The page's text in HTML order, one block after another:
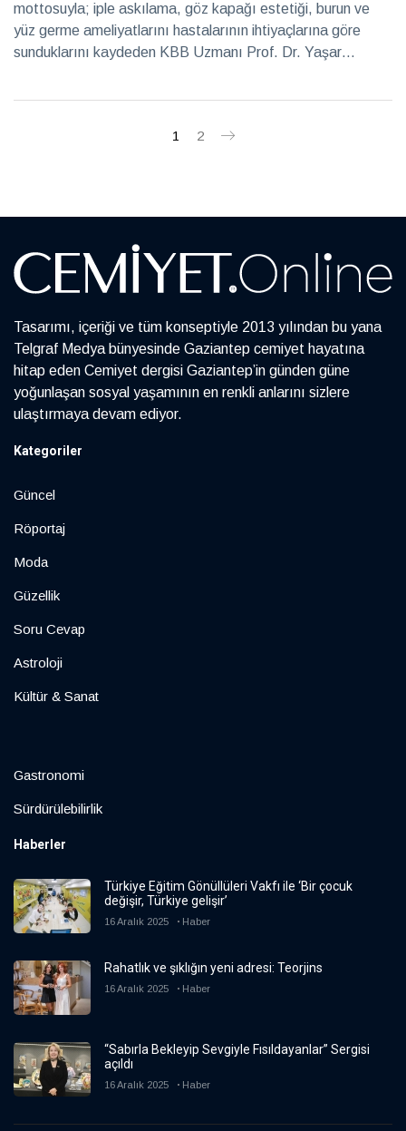
mottosuyla; iple askılama, göz kapağı estetiği, burun ve
yüz germe ameliyatlarını hastalarının ihtiyaçlarına göre
sunduklarını kaydeden KBB Uzmanı Prof. Dr. Yaşar
1 2
Tasarımı, içeriği ve tüm konseptiyle 2013 yılından bu yana
Telgraf Medya bünyesinde Gaziantep cemiyet hayatına
hitap eden Cemiyet dergisi Gaziantep’in günden güne
yoğunlaşan sosyal yaşamının en renkli anlarını sizlere
ulaştırmaya devam ediyor.
Kategoriler
Güncel
Röportaj
Moda
Güzellik
Soru Cevap
Astroloji
Kültür & Sanat
Gastronomi
Sürdürülebilirlik
Haberler
Türkiye Eğitim Gönüllüleri Vakfı ile ‘Bir çocuk
değişir, Türkiye gelişir’
16 Aralık 2025 Haber
Rahatlık ve şıklığın yeni adresi: Teorjins
16 Aralık 2025 Haber
“Sabırla Bekleyip Sevgiyle Fısıldayanlar” Sergisi
açıldı
16 Aralık 2025 Haber